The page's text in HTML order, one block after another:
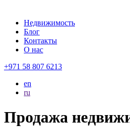
Недвижимость
Блог
Контакты
О нас
+971 58 807 6213
en
ru
Продажа